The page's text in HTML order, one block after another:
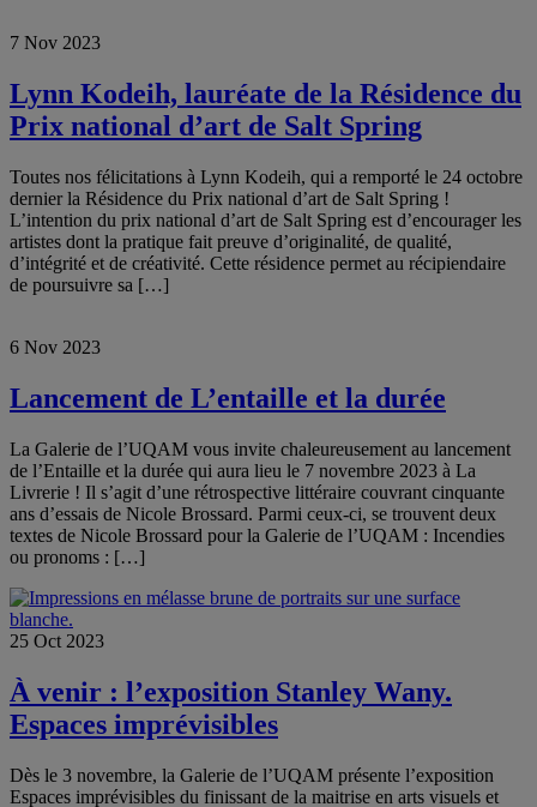
7 Nov 2023
Lynn Kodeih, lauréate de la Résidence du
Prix national d’art de Salt Spring
Toutes nos félicitations à Lynn Kodeih, qui a remporté le 24 octobre
dernier la Résidence du Prix national d’art de Salt Spring !
L’intention du prix national d’art de Salt Spring est d’encourager les
artistes dont la pratique fait preuve d’originalité, de qualité,
d’intégrité et de créativité. Cette résidence permet au récipiendaire
de poursuivre sa […]
6 Nov 2023
Lancement de L’entaille et la durée
La Galerie de l’UQAM vous invite chaleureusement au lancement
de l’Entaille et la durée qui aura lieu le 7 novembre 2023 à La
Livrerie ! Il s’agit d’une rétrospective littéraire couvrant cinquante
ans d’essais de Nicole Brossard. Parmi ceux-ci, se trouvent deux
textes de Nicole Brossard pour la Galerie de l’UQAM : Incendies
ou pronoms : […]
25 Oct 2023
À venir : l’exposition Stanley Wany.
Espaces imprévisibles
Dès le 3 novembre, la Galerie de l’UQAM présente l’exposition
Espaces imprévisibles du finissant de la maitrise en arts visuels et